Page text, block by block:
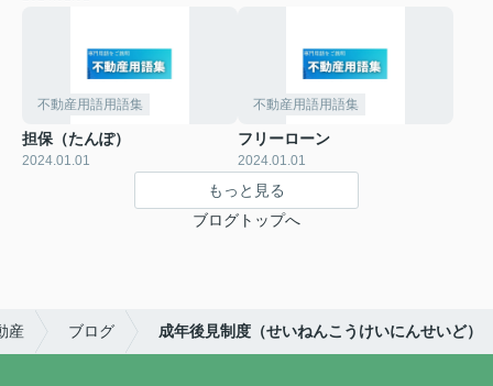
不動産用語用語集
担保（たんぽ）
2024.01.01
不動産用語用語集
フリーローン
2024.01.01
もっと見る
ブログトップへ
産 ブログ 成年後見制度（せいねんこうけいにんせいど）